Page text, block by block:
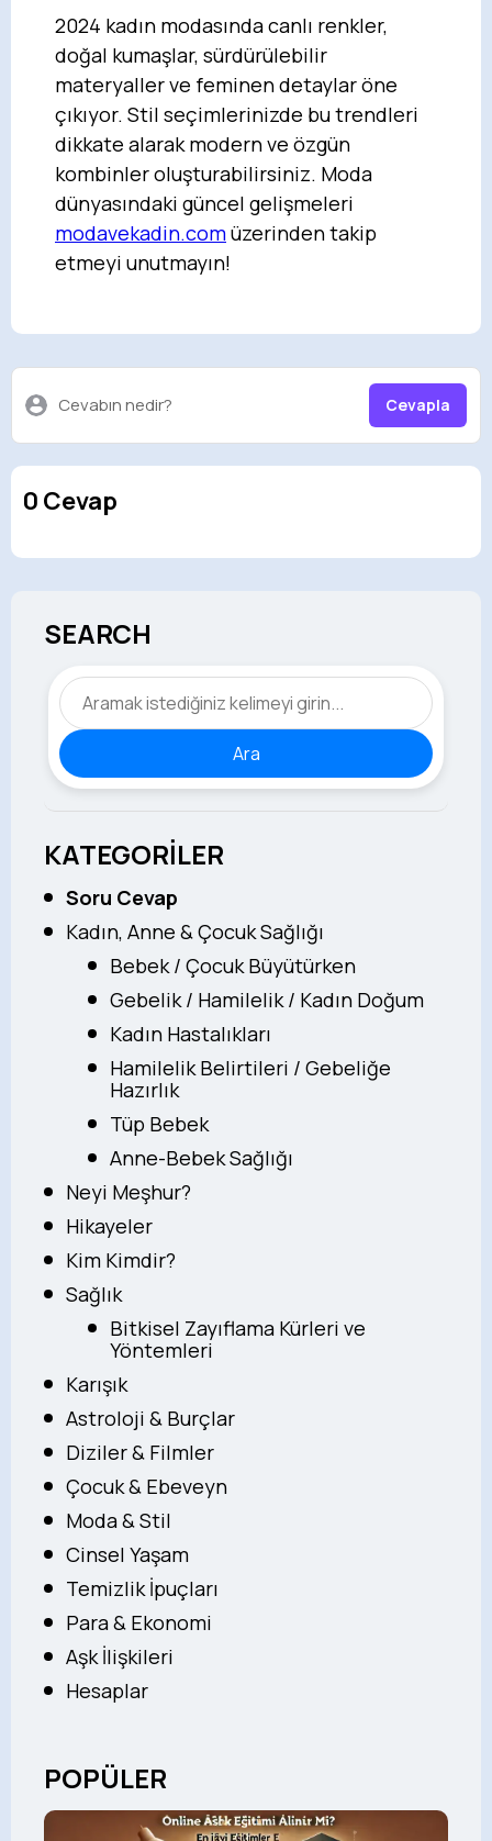
2024 kadın modasında canlı renkler,
doğal kumaşlar, sürdürülebilir
materyaller ve feminen detaylar öne
çıkıyor. Stil seçimlerinizde bu trendleri
dikkate alarak modern ve özgün
kombinler oluşturabilirsiniz. Moda
dünyasındaki güncel gelişmeleri
modavekadin.comüzerinden takip
etmeyi unutmayın!
Cevabın nedir? Cevapla
0 Cevap
SEARCH
Ara
KATEGORİLER
Soru Cevap
Kadın, Anne & Çocuk Sağlığı
Bebek / Çocuk Büyütürken
Gebelik / Hamilelik / Kadın Doğum
Kadın Hastalıkları
Hamilelik Belirtileri / Gebeliğe
Hazırlık
Tüp Bebek
Anne-Bebek Sağlığı
Neyi Meşhur?
Hikayeler
Kim Kimdir?
Sağlık
Bitkisel Zayıflama Kürleri ve
Yöntemleri
Karışık
Astroloji & Burçlar
Diziler & Filmler
Çocuk & Ebeveyn
Moda & Stil
Cinsel Yaşam
Temizlik İpuçları
Para & Ekonomi
Aşk İlişkileri
Hesaplar
POPÜLER